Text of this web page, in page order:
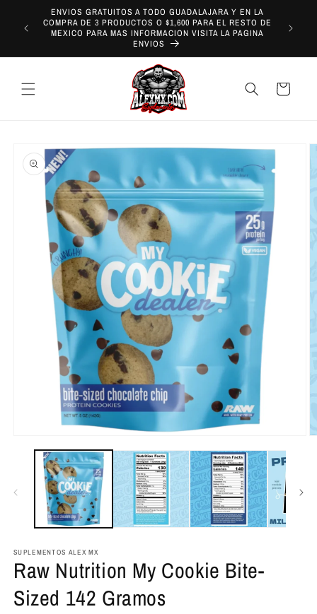
directamente
al contenido
ENVIOS GRATUITOS A TODO GUADALAJARA Y EN LA
COMPRA DE 3 PRODUCTOS O $1,600 PARA EL RESTO DE
MEXICO PARA MAS INFORMACION VISITA LA PAGINA
ENVIOS
Carrito
a la
información
del producto
elemento
multimedia
una
SUPLEMENTOS ALEX MX
Raw Nutrition My Cookie Bite-
Sized 142 Gramos